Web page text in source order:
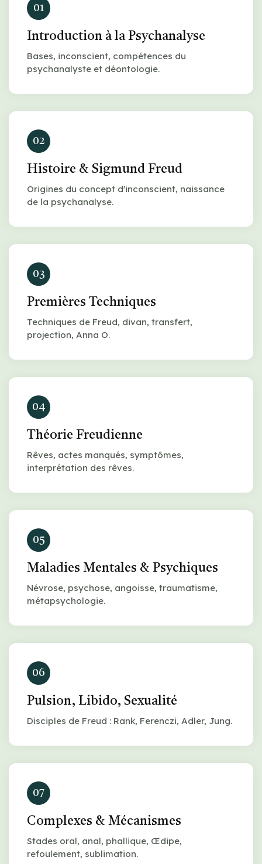
01
Introduction à la Psychanalyse
Bases, inconscient, compétences du
psychanalyste et déontologie.
02
Histoire & Sigmund Freud
Origines du concept d'inconscient, naissance
de la psychanalyse.
03
Premières Techniques
Techniques de Freud, divan, transfert,
projection, Anna O.
04
Théorie Freudienne
Rêves, actes manqués, symptômes,
interprétation des rêves.
05
Maladies Mentales & Psychiques
Névrose, psychose, angoisse, traumatisme,
métapsychologie.
06
Pulsion, Libido, Sexualité
Disciples de Freud : Rank, Ferenczi, Adler, Jung.
07
Complexes & Mécanismes
Stades oral, anal, phallique, Œdipe,
refoulement, sublimation.